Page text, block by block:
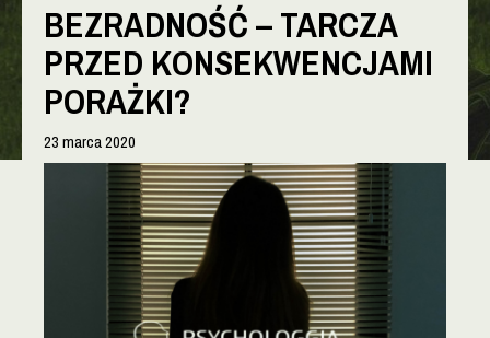
BEZRADNOŚĆ – TARCZA
PRZED KONSEKWENCJAMI
PORAŻKI?
23 marca 2020